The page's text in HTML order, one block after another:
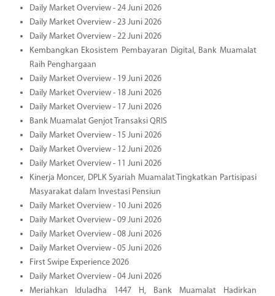
Daily Market Overview - 24 Juni 2026
Daily Market Overview - 23 Juni 2026
Daily Market Overview - 22 Juni 2026
Kembangkan Ekosistem Pembayaran Digital, Bank Muamalat
Raih Penghargaan
Daily Market Overview - 19 Juni 2026
Daily Market Overview - 18 Juni 2026
Daily Market Overview - 17 Juni 2026
Bank Muamalat Genjot Transaksi QRIS
Daily Market Overview - 15 Juni 2026
Daily Market Overview - 12 Juni 2026
Daily Market Overview - 11 Juni 2026
Kinerja Moncer, DPLK Syariah Muamalat Tingkatkan Partisipasi
Masyarakat dalam Investasi Pensiun
Daily Market Overview - 10 Juni 2026
Daily Market Overview - 09 Juni 2026
Daily Market Overview - 08 Juni 2026
Daily Market Overview - 05 Juni 2026
First Swipe Experience 2026
Daily Market Overview - 04 Juni 2026
Meriahkan Iduladha 1447 H, Bank Muamalat Hadirkan